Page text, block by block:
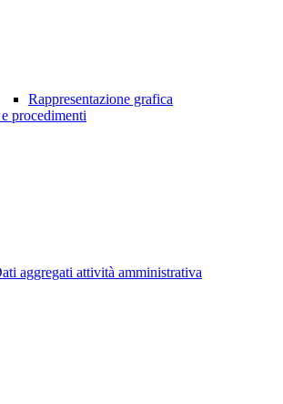
Rappresentazione grafica
procedimenti
aggregati attività amministrativa